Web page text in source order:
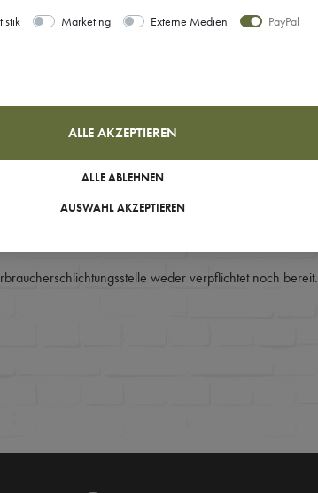
weder verpflichtet noch bereit.
Marketing Externe Medien
PayPal
ALLE AKZEPTIEREN
ALLE ABLEHNEN
AUSWAHL AKZEPTIEREN